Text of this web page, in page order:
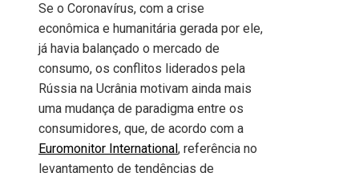
Se o Coronavírus, com a crise
econômica e humanitária gerada por ele,
já havia balançado o mercado de
consumo, os conflitos liderados pela
Rússia na Ucrânia motivam ainda mais
uma mudança de paradigma entre os
consumidores, que, de acordo com a
Euromonitor International, referência no
levantamento de tendências de